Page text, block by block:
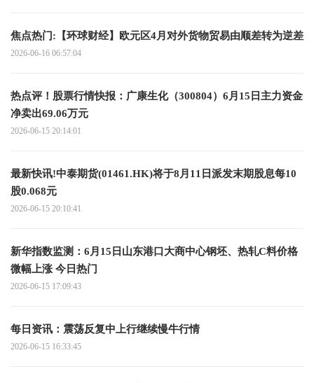
焦点热门:【环球财经】欧元区4月对外货物贸易由顺差转为逆差
2026-06-16 06:57:04
热点评！股票行情快报：广康生化（300804）6月15日主力资金
净卖出69.06万元
2026-06-15 20:14:01
最新快讯!中泰期货(01461.HK)将于8月11日派发末期股息每10
股0.068元
2026-06-15 20:10:41
新华指数监测：6月15日山东港口大商中心钢坯、热轧C料价格
微幅上涨 今日热门
2026-06-15 17:09:43
每日资讯：震荡反复中上行继续慢牛行情
2026-06-15 16:33:45